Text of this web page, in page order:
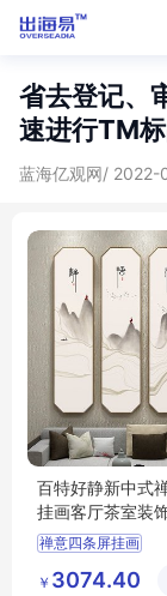
省去登记、
速进行TM标
蓝海亿观网/ 2022-
百特好静新中式
挂画客厅茶室装
景墙壁画
禅意四条屏挂画
挂画 装饰画
￥ 3074.40